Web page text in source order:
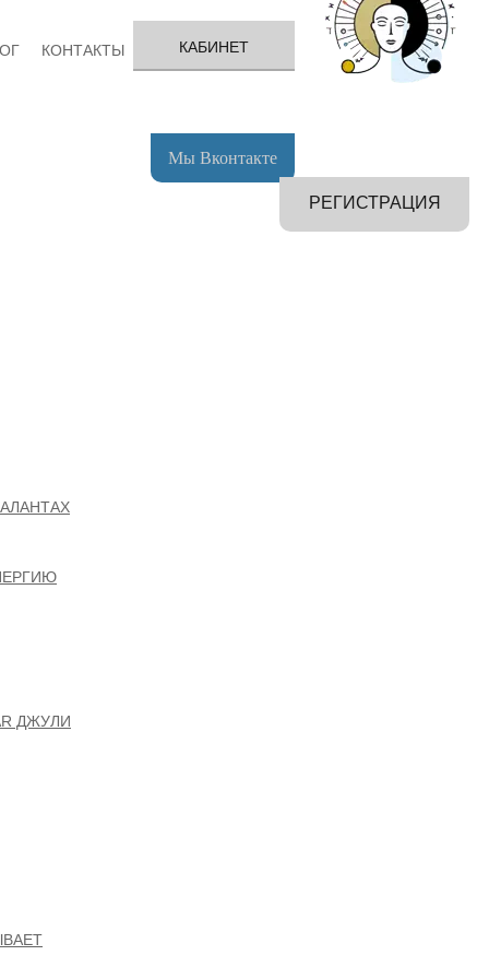
КОНТАКТЫ КАБИНЕТ
Мы Вконтакте
РЕГИСТРАЦИЯ
ДЖУЛИ